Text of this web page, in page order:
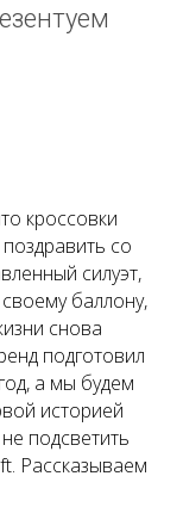
кроссовки
со
силуэт,
баллону,
снова
подготовил
а мы будем
историей
подсветить
Рассказываем